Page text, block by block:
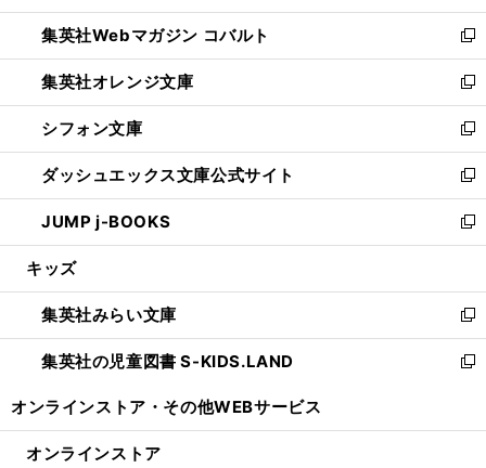
開
く
ウ
で
開
く
ン
ド
ウ
で
開
く
ウ
ィ
ン
ド
ウ
で
開
く
集英社Webマガジン コバルト
新
し
い
ウ
ィ
ン
ド
ウ
で
開
集英社オレンジ文庫
新
し
い
ウ
ィ
ン
ド
ウ
開
く
シフォン文庫
新
し
い
ウ
ィ
ン
ウ
で
開
く
ダッシュエックス文庫公式サイト
新
し
い
ウ
ン
ド
ウ
で
JUMP j-BOOKS
新
し
ウ
ィ
ン
ド
開
キッズ
集英社みらい文庫
新
し
い
ン
集英社の児童図書 S-KIDS.LAND
新
ウ
オンラインストア・ その他WEBサービス
オンラインストア